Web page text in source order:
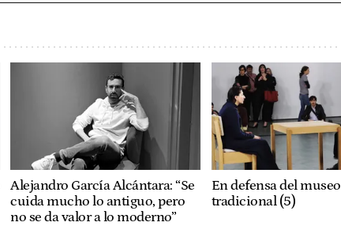
Alejandro García Alcántara: “Se
cuida mucho lo antiguo, pero
no se da valor a lo moderno”
En defensa del museo
tradicional (5)